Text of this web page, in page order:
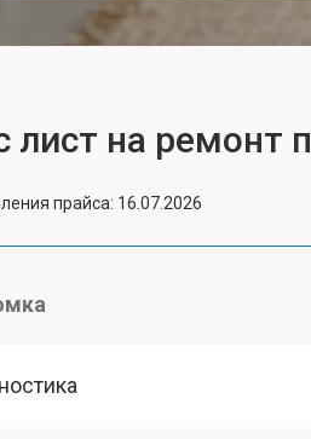
лист на ремонт
прайса: 16.07.2026